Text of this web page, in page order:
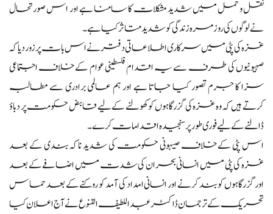
نقل و حمل میں شدید مشکلات کا سامنا ہے اور اس صورتحال
نے لوگوں کی روزمرہ زندگی کو شدید متاثر کیا ہے۔
غزہ کی پٹی میں سرکاری اطلاعاتی دفتر نے اس بات پر زور دیا کہ
صہیونیوں کی طرف سے یہ اقدام فلسطینی عوام کے خلاف اجتماعی
سزا کا جرم تصور کیا جاتا ہے اور ہم عالمی برادری سے مطالبہ
کرتے ہیں کہ وہ غزہ کی گزرگاہوں کو کھولنے کے لیے قابض حکومت پر دباؤ
ڈالنے کے لیے فوری طور پر سنجیدہ اقدامات کرے۔
اس پٹی کے خلاف صیہونی حکومت کی شدید ناکہ بندی کے بعد
غزہ کی پٹی میں انسانی بحران کی شدت میں اضافے کے بعد
اور گزرگاہوں کو بند کرنے اور انسانی امداد کی آمد کو روکنے کے بعد حماس
تحریک کے ترجمان ڈاکٹر عبداللطیف القنوع نے آج اعلان کیا